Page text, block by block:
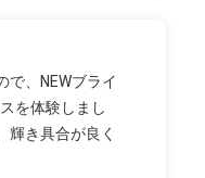
で、NEWブライ
を体験しまし
輝き具合が良く